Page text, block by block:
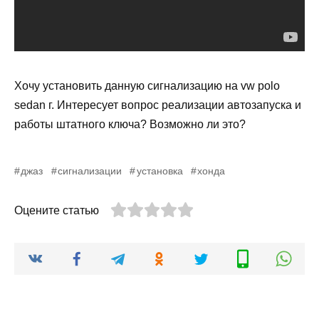
Хочу установить данную сигнализацию на vw polo
sedan г. Интересует вопрос реализации автозапуска и
работы штатного ключа? Возможно ли это?
джаз сигнализации установка хонда
Оцените статью